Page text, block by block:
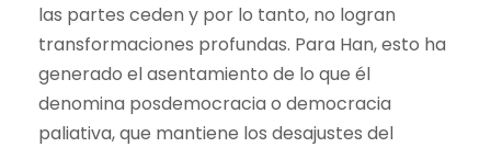
las partes ceden y por lo tanto, no logran
transformaciones profundas. Para Han, esto ha
generado el asentamiento de lo que él
denomina posdemocracia o democracia
paliativa, que mantiene los desajustes del